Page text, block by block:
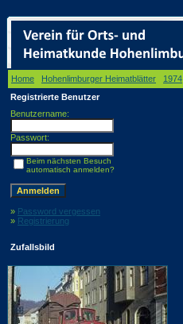
Home Hohenlimburger Heimatblätter 1974
Registrierte Benutzer
Benutzername:
Passwort:
Beim nächsten Besuch
automatisch anmelden?
» Password vergessen
» Registrierung
Zufallsbild